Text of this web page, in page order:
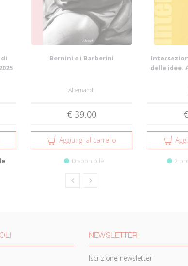
Bernini e i Barberini
Allemandi
€ 39,00
Aggiungi al carrello
Disponibile
delle idee.
2
NEWSLETTER
Iscrizione newsletter